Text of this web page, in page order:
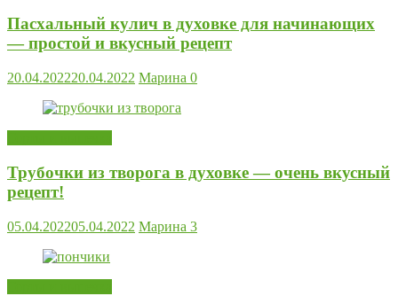
Пасхальный кулич в духовке для начинающих
— простой и вкусный рецепт
20.04.202220.04.2022 Марина 0
Трубочки из творога в духовке — очень вкусный
рецепт!
05.04.202205.04.2022 Марина 3